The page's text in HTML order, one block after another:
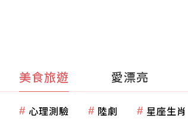
美食旅遊 愛漂亮
心理測驗 陸劇 星座生肖